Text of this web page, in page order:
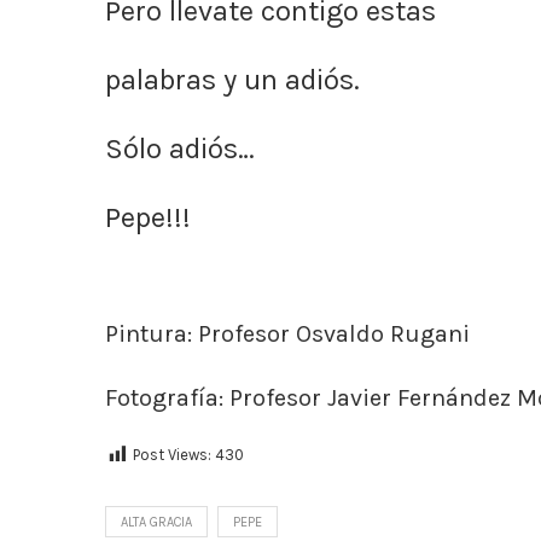
Pero llevate contigo estas
palabras y un adiós.
Sólo adiós…
Pepe!!!
Pintura: Profesor Osvaldo Rugani
Fotografía: Profesor Javier Fernández
Post Views: 430
ALTA GRACIA PEPE